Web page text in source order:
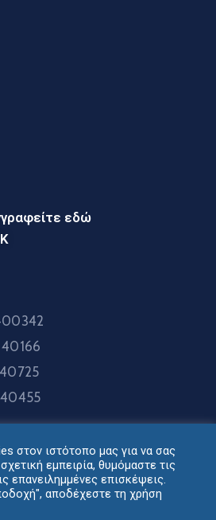
εδώ
40166
μας
στον ιστότοπο μας για να σας
εμπειρία, θυμόμαστε τις
επανειλημμένες επισκέψεις.
αποδέχεστε τη χρήση